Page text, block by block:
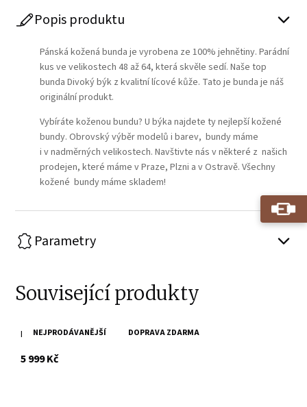
Popis produktu
Pánská kožená bunda je vyrobena ze 100% jehnětiny. Parádní
kus ve velikostech 48 až 64, která skvěle sedí. Naše top
bunda Divoký býk z kvalitní lícové kůže. Tato je bunda je náš
originální produkt.
Vybíráte koženou bundu? U býka najdete ty nejlepší kožené
bundy. Obrovský výběr modelů i barev, bundy máme
i v nadměrných velikostech. Navštivte nás v některé z našich
prodejen, které máme v Praze, Plzni a v Ostravě. Všechny
kožené bundy máme skladem!
Parametry
Související produkty
NEJPRODÁVANĚJŠÍ DOPRAVA ZDARMA
Hnědá kožená bunda Divoký býk MAGNUS
5 999 Kčs DPH